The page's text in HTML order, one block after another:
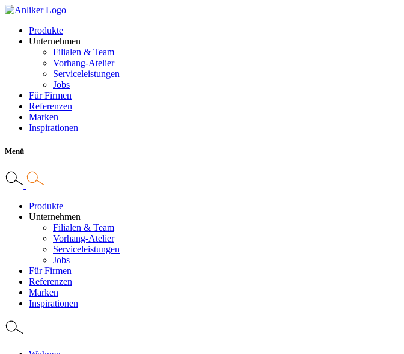
Produkte
Unternehmen
Filialen & Team
Vorhang-Atelier
Serviceleistungen
Jobs
Für Firmen
Referenzen
Marken
Inspirationen
Menü
Produkte
Unternehmen
Filialen & Team
Vorhang-Atelier
Serviceleistungen
Jobs
Für Firmen
Referenzen
Marken
Inspirationen